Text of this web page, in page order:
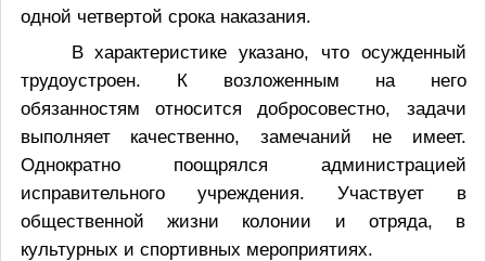
одной четвертой срока наказания.
В характеристике указано, что осужденный
трудоустроен. К возложенным на него
обязанностям относится добросовестно, задачи
выполняет качественно, замечаний не имеет.
Однократно поощрялся администрацией
исправительного учреждения. Участвует в
общественной жизни колонии и отряда, в
культурных и спортивных мероприятиях.